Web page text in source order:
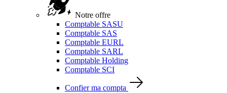
Notre offre
Comptable SASU
Comptable SAS
Comptable EURL
Comptable SARL
Comptable Holding
Comptable SCI
Confier ma compta